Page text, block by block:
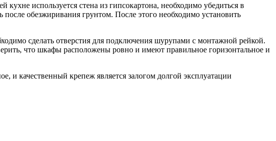
используется стена из гипсокартона, необходимо убедиться в
обезжиривания грунтом. После этого необходимо установить
сделать отверстия для подключения шурупами с монтажной рейкой.
что шкафы расположены ровно и имеют правильное горизонтальное и
качественный крепеж является залогом долгой эксплуатации